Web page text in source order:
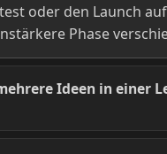
oder den Launch
Phase
Ideen in einer